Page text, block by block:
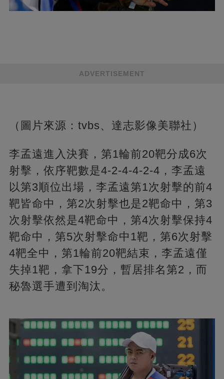
ADVERTISEMENT
（圖片來源：tvbs、達志影像美聯社）
李孟遠進入決賽，第1輪前20靶分成6次
射擊，依序靶數是4-2-4-4-2-4，李孟遠
以第3順位出場，李孟遠第1次射擊的前4
靶皆命中，第2次射擊也是2靶命中，第3
次射擊依然是4靶命中，第4次射擊保持4
靶命中，第5次射擊命中1靶，第6次射擊
4靶全中，第1輪前20靶結束，李孟遠僅
失掉1靶，拿下19分，暫居排名第2，而
秘魯選手遭到淘汰。